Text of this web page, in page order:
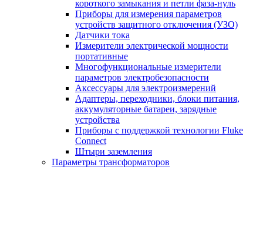
короткого замыкания и петли фаза-нуль
Приборы для измерения параметров
устройств защитного отключения (УЗО)
Датчики тока
Измерители электрической мощности
портативные
Многофункциональные измерители
параметров электробезопасности
Аксессуары для электроизмерений
Адаптеры, переходники, блоки питания,
аккумуляторные батареи, зарядные
устройства
Приборы с поддержкой технологии Fluke
Connect
Штыри заземления
Параметры трансформаторов